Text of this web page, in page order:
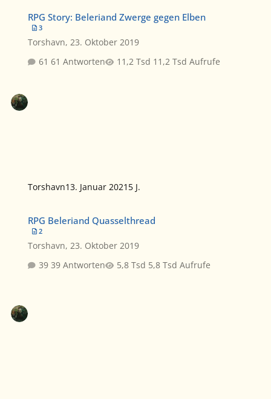
RPG Story: Beleriand Zwerge gegen Elben
3
Torshavn,23. Oktober 2019
61 Antworten
11,2 Tsd Aufrufe
Torshavn13. Januar 2021 5 J.
RPG Beleriand Quasselthread
2
Torshavn,23. Oktober 2019
39 Antworten
5,8 Tsd Aufrufe